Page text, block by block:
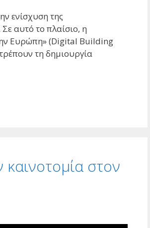
ενίσχυση της
αυτό το πλαίσιο, η
Ευρώπη» (Digital Building
τη δημιουργία
καινοτομία στον